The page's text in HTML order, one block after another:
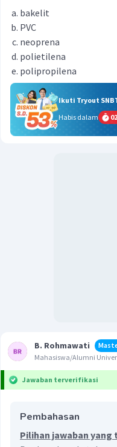
bakelit
PVC
neoprena
polietilena
polipropilena
Ikuti Tryout
Habis dalam
02
B. Rohmawati
Mahasiswa/Alumni
Jawaban terverifikasi
Pembahasan
Pilihan jawaban yang